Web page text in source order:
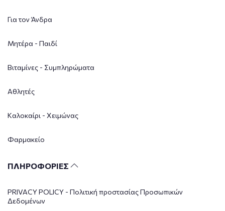
Για τον Άνδρα
Μητέρα - Παιδί
Βιταμίνες - Συμπληρώματα
Αθλητές
Καλοκαίρι - Χειμώνας
Φαρμακείο
ΠΛΗΡΟΦΟΡΙΕΣ
PRIVACY POLICY - Πολιτική προστασίας Προσωπικών
Δεδομένων